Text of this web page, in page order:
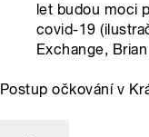
let budou moci
covid-19
Exchange,
Postup očkování v